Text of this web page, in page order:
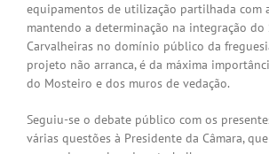
equipamentos de utilização partilhada com
mantendo a determinação na integração do
Carvalheiras no domínio público da
projeto não arranca, é da máxima
do Mosteiro e dos muros de vedação.
Seguiu-se o debate público com os
várias questões à Presidente da Câmara,